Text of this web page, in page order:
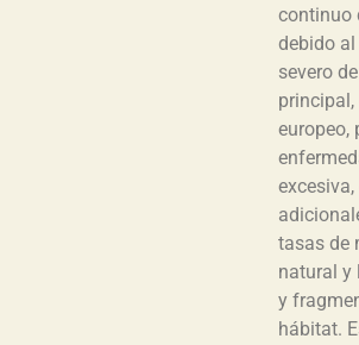
continuo
debido
severo
europeo,
tasas de
natural y
y
hábitat.